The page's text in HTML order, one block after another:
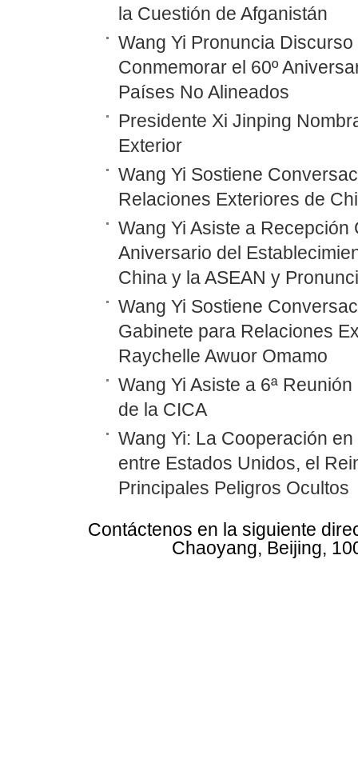
la Cuestión de Afganistán
Wang Yi Pronuncia
Conmemorar el 60º
Países No Alineados
Presidente Xi Jinping
Exterior
Wang Yi Sostiene
Relaciones Exteriores de
Wang Yi Asiste a Recepción
Aniversario del
China y la ASEAN y
Wang Yi Sostiene
Gabinete para Relaciones
Raychelle Awuor Omamo
Wang Yi Asiste a 6ª
de la CICA
Wang Yi: La Cooperación
entre Estados Unidos, el
Principales Peligros Ocultos
Contáctenos en la siguiente
Chaoyang, Beijing,